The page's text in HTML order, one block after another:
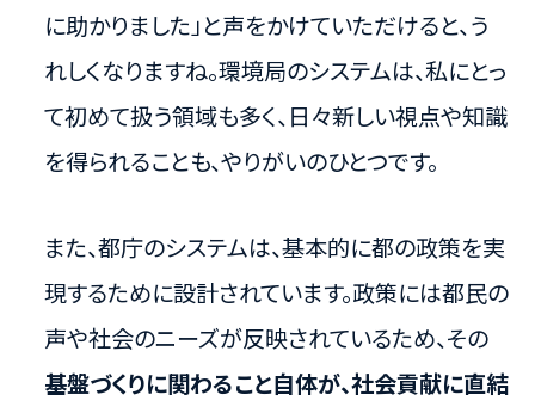
に助かりました」と声をかけていただけると、う
れしくなりますね。環境局のシステムは、私にとっ
て初めて扱う領域も多く、日々新しい視点や知識
を得られることも、やりがいのひとつです。
また、都庁のシステムは、基本的に都の政策を実
現するために設計されています。政策には都民の
声や社会のニーズが反映されているため、その
基盤づくりに関わること自体が、社会貢献に直結